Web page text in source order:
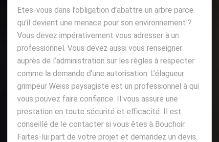
Etes-vous dans l’obligation d’abattre un arbre parce
qu’il devient une menace pour son environnement ?
Vous devez impérativement vous adresser à un
professionnel. Vous devez aussi vous renseigner
auprès de l’administration sur les règles à respecter
comme la demande d’une autorisation. L’élagueur
grimpeur Weiss paysagiste est un professionnel à qui
vous pouvez faire confiance. Il vous assure une
prestation en toute sécurité et efficacité. Il est
conseillé de le contacter si vous êtes à Bouchoir.
Faites-lui part de votre projet et demandez un devis.